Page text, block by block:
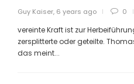
Guy Kaiser, 6 years ago 0
vereinte Kraft ist zur
zersplitterte oder geteilte.
das meint...